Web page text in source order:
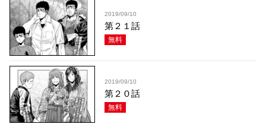
2019/09/10
第２１話
無料
2019/09/10
第２０話
無料